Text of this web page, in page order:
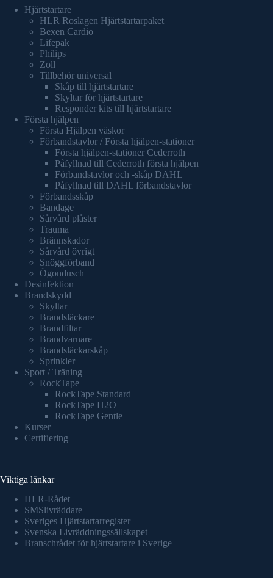
Hjärtstartare
HLR Roslagen Hjärtstartarpaket
Bexen Cardio
Lifepak
Philips
Zoll
Tillbehör universal
Skåp till hjärtstartare
Skyltar för hjärtstartare
Responder kits till hjärtstartare
Första hjälpen
Första Hjälpen väskor
Förbandstavlor / Första hjälpen-stationer
Första hjälpen-stationer Cederroth
Påfyllnad till Cederroth första hjälpen
Förbandstavlor och -skåp DAHL
Påfyllnad till DAHL förbandstavlor
Förbandsskåp
Bandage
Sårvård plåster
Trauma
Brännskador
Sårvård övrigt
Snöggförband
Ögondusch
Desinfektion
Brandskydd
Skyltar
Brandsläckare
Brandfiltar
Brandvarnare
Brandsläckarskåp
Sprinkler
Sport / Träning
RockTape
RockTape Standard
RockTape H2O
RockTape Gentle
Kurser
Certifiering
Viktiga länkar
HLR-Rådet
SMSlivräddare
Sveriges Hjärtstartarregister
Svenska Livräddningssällskapet
Branschrådet för hjärtstartare i Sverige